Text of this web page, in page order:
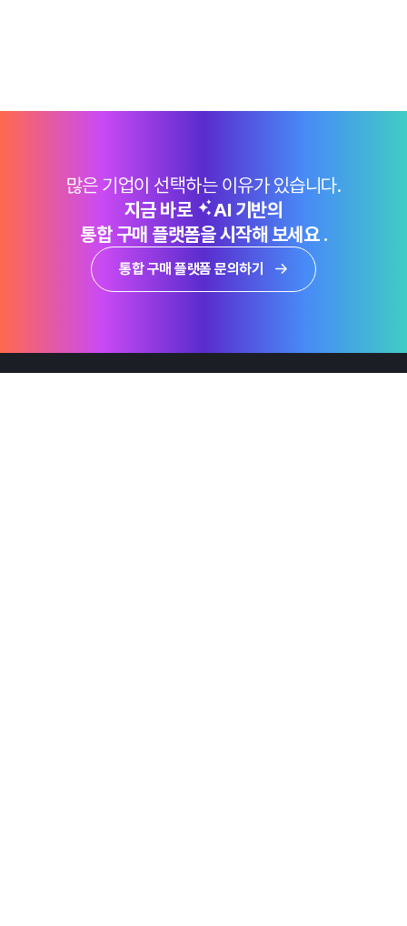
많은 기업이 선택하는 이유가 있습니다.
지금 바로
AI 기반의
통합 구매 플랫폼을 시작해 보세요 .
통합 구매 플랫폼 문의하기